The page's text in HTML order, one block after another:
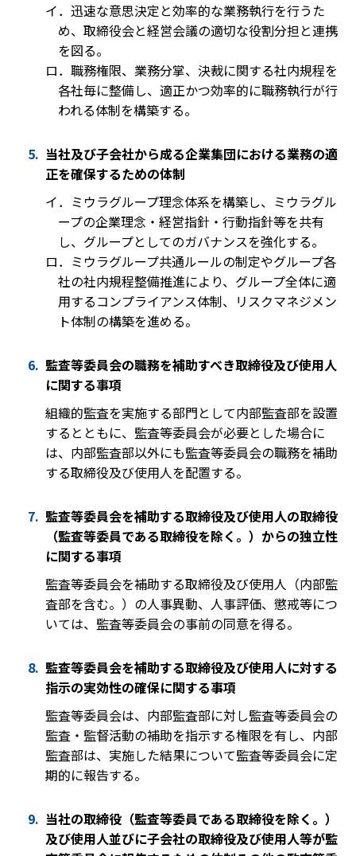
イ．迅速な意思決定と効率的な業務執行を行うた
め、取締役会と経営会議の適切な役割分担と連携
を図る。
ロ．職務権限、業務分掌、決裁に関する社内規程を
各社毎に整備し、適正かつ効率的に職務執行が行
われる体制を構築する。
当社及び子会社から成る企業集団における業務の適
正を確保するための体制
イ．ミウラグループ理念体系を構築し、ミウラグル
ープの企業理念・経営指針・行動指針等を共有
し、グループとしてのガバナンスを強化する。
ロ．ミウラグループ共通ルールの制定やグループ各
社の社内規程整備推進により、グループ全体に適
用するコンプライアンス体制、リスクマネジメン
ト体制の構築を進める。
監査等委員会の職務を補助すべき取締役及び使用人
に関する事項
組織的監査を実施する部門として内部監査部を設置
するとともに、監査等委員会が必要とした場合に
は、内部監査部以外にも監査等委員会の職務を補助
する取締役及び使用人を配置する。
監査等委員会を補助する取締役及び使用人の取締役
（監査等委員である取締役を除く。）からの独立性
に関する事項
監査等委員会を補助する取締役及び使用人（内部監
査部を含む。）の人事異動、人事評価、懲戒等につ
いては、監査等委員会の事前の同意を得る。
監査等委員会を補助する取締役及び使用人に対する
指示の実効性の確保に関する事項
監査等委員会は、内部監査部に対し監査等委員会の
監査・監督活動の補助を指示する権限を有し、内部
監査部は、実施した結果について監査等委員会に定
期的に報告する。
当社の取締役（監査等委員である取締役を除く。）
及び使用人並びに子会社の取締役及び使用人等が監